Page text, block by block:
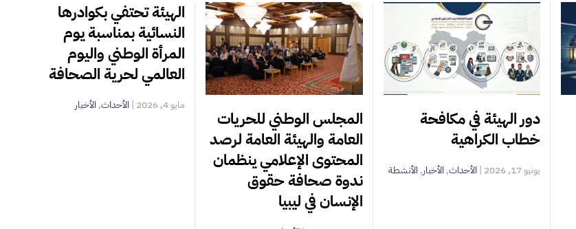
دور الهيئة في مكافحة
خطاب الكراهية
يونيو 17, 2026 | الأحداث, الأخبار, الأنشطة
المجلس الوطني للحريات
العامة والهيئة العامة لرصد
المحتوى الإعلامي ينظمان
ندوة صحافة حقوق
الإنسان في ليبيا
الهيئة تحتفي بكوادرها
النسائية بمناسبة يوم
المرأة الوطني واليوم
العالمي لحرية الصحافة
مايو 4, 2026 | الأحداث, الأخبار